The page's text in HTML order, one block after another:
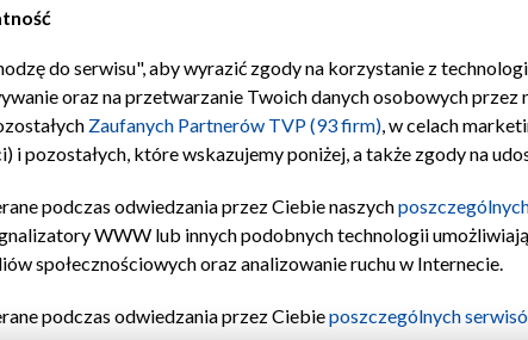
Regulamin TVP Polityka prywatności
do serwisu", aby wyrazić zgody na korzystanie z
oraz na przetwarzanie Twoich danych osobowych przez
Zaufanych Partnerów TVP (93 firm), w celach
i pozostałych, które wskazujemy poniżej, a także zgody na
podczas odwiedzania przez Ciebie naszych
WWW lub innych podobnych technologii
społecznościowych oraz analizowanie ruchu w Internecie.
podczas odwiedzania przez Ciebieposzczególnych